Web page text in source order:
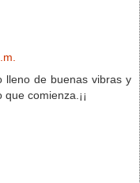
lleno de buenas vibras y
comienza.¡¡